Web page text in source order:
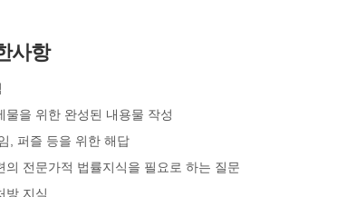
사항
물을 위한 완성된 내용물 작성
, 퍼즐 등을 위한 해답
의 전문가적 법률지식을 필요로 하는 질문
방 지식